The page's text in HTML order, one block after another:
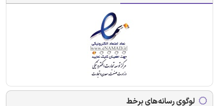
لوگوی رسانه‌های برخط